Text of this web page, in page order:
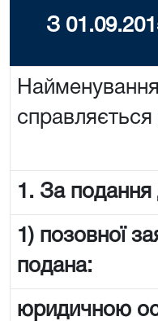
З
Найменування
справляється
1. За подання
1) позовної
подана:
юридичною